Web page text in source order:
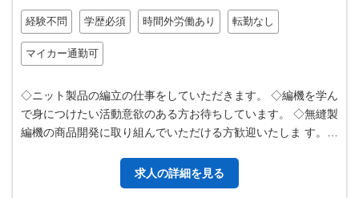
経験不問 学歴必須 時間外労働あり 転勤なし
マイカー通勤可
◇ニット製品の編立の仕事をしていただきます。 ◇編機を学ん
で身につけたい活動意欲のある方お待ちしています。 ◇無縫製
編機の商品開発に取り組んでいただける方歓迎いたしま す。
求人の詳細を見る